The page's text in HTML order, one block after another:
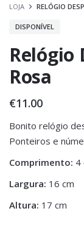
LOJA RELÓGIO
DISPONÍVEL
Relógio
Rosa
€11.00
Bonito relógio
Ponteiros e
Comprimento: 4
Largura: 16 cm
Altura: 17 cm